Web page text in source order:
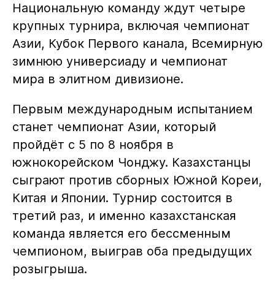
Национальную команду ждут четыре
крупных турнира, включая чемпионат
Азии, Кубок Первого канала, Всемирную
зимнюю универсиаду и чемпионат
мира в элитном дивизионе.
Первым международным испытанием
станет чемпионат Азии, который
пройдёт с 5 по 8 ноября в
южнокорейском Чонджу. Казахстанцы
сыграют против сборных Южной Кореи,
Китая и Японии. Турнир состоится в
третий раз, и именно казахстанская
команда является его бессменным
чемпионом, выиграв оба предыдущих
розыгрыша.